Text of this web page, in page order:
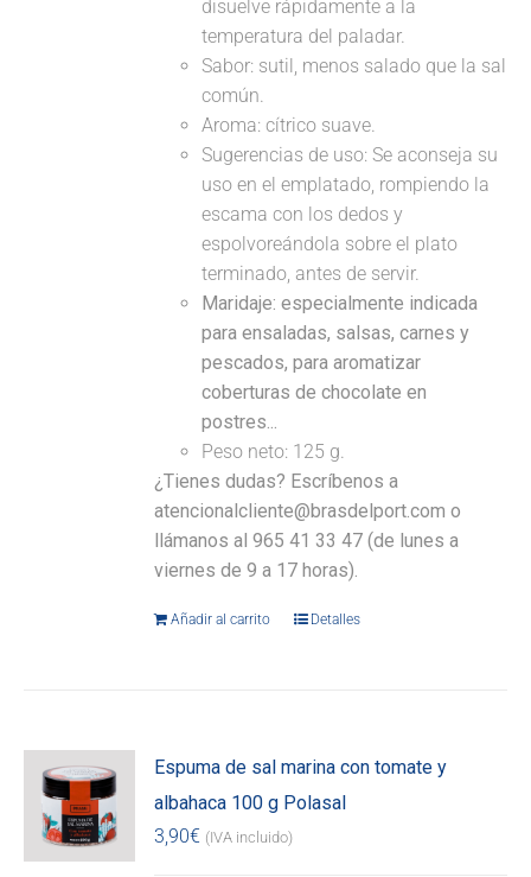
disuelve rápidamente a la
temperatura del paladar.
Sabor: sutil, menos salado que la sal
común.
Aroma: cítrico suave.
Sugerencias de uso: Se aconseja su
uso en el emplatado, rompiendo la
escama con los dedos y
espolvoreándola sobre el plato
terminado, antes de servir.
Maridaje: especialmente indicada
para ensaladas, salsas, carnes y
pescados, para aromatizar
coberturas de chocolate en
postres...
Peso neto: 125 g.
¿Tienes dudas? Escríbenos a
atencionalcliente@brasdelport.com o
llámanos al 965 41 33 47 (de lunes a
viernes de 9 a 17 horas).
Añadir al carrito Detalles
Espuma de sal marina con tomate y
albahaca 100 g Polasal
3,90€ (IVA incluido)